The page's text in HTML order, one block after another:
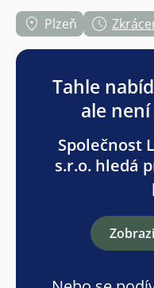
Plzeň
Tahle
ale
Společnost
s.r.o. hledá